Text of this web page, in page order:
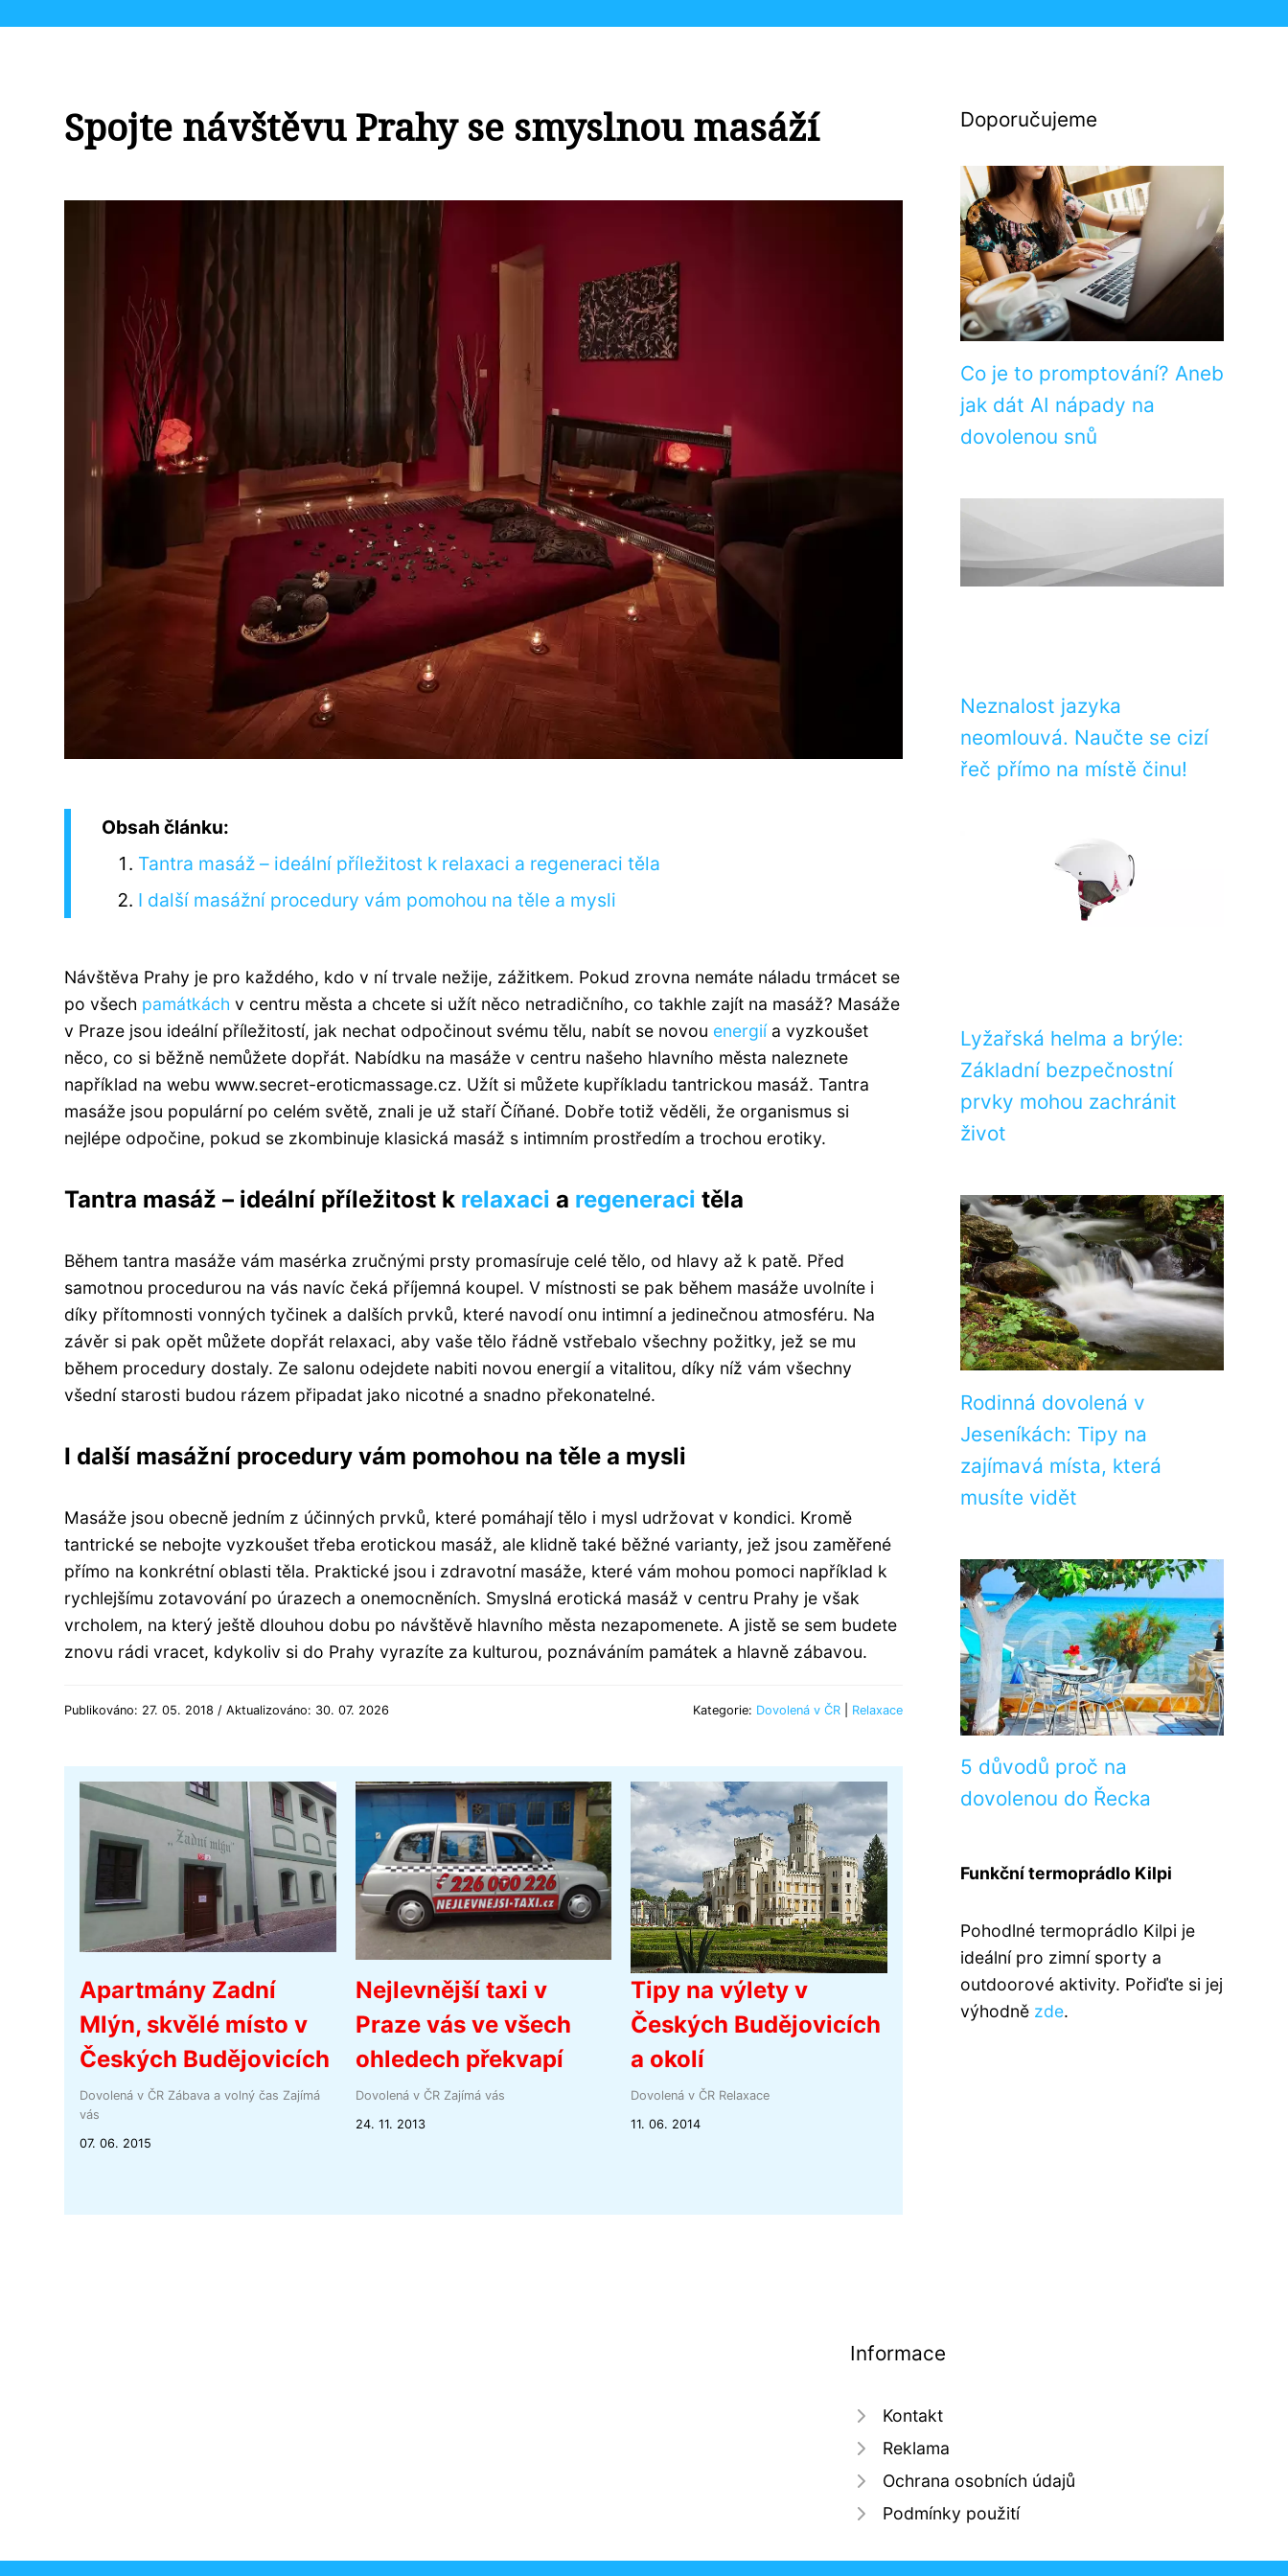
Spojte návštěvu Prahy se smyslnou masáží
Obsah článku:
Tantra masáž – ideální příležitost k relaxaci a regeneraci těla
I další masážní procedury vám pomohou na těle a mysli
Návštěva Prahy je pro každého, kdo v ní trvale nežije, zážitkem. Pokud zrovna nemáte náladu trmácet se
po všech památkách v centru města a chcete si užít něco netradičního, co takhle zajít na masáž? Masáže
v Praze jsou ideální příležitostí, jak nechat odpočinout svému tělu, nabít se novou energiía vyzkoušet
něco, co si běžně nemůžete dopřát. Nabídku na masáže v centru našeho hlavního města naleznete
například na webu www.secret-eroticmassage.cz. Užít si můžete kupříkladu tantrickou masáž. Tantra
masáže jsou populární po celém světě, znali je už staří Číňané. Dobře totiž věděli, že organismus si
nejlépe odpočine, pokud se zkombinuje klasická masáž s intimním prostředím a trochou erotiky.
Tantra masáž – ideální příležitost k relaxaci a regeneraci těla
Během tantra masáže vám masérka zručnými prsty promasíruje celé tělo, od hlavy až k patě. Před
samotnou procedurou na vás navíc čeká příjemná koupel. V místnosti se pak během masáže uvolníte i
díky přítomnosti vonných tyčinek a dalších prvků, které navodí onu intimní a jedinečnou atmosféru. Na
závěr si pak opět můžete dopřát relaxaci, aby vaše tělo řádně vstřebalo všechny požitky, jež se mu
během procedury dostaly. Ze salonu odejdete nabiti novou energií a vitalitou, díky níž vám všechny
všední starosti budou rázem připadat jako nicotné a snadno překonatelné.
I další masážní procedury vám pomohou na těle a mysli
Masáže jsou obecně jedním z účinných prvků, které pomáhají tělo i mysl udržovat v kondici. Kromě
tantrické se nebojte vyzkoušet třeba erotickou masáž, ale klidně také běžné varianty, jež jsou zaměřené
přímo na konkrétní oblasti těla. Praktické jsou i zdravotní masáže, které vám mohou pomoci například k
rychlejšímu zotavování po úrazech a onemocněních. Smyslná erotická masáž v centru Prahy je však
vrcholem, na který ještě dlouhou dobu po návštěvě hlavního města nezapomenete. A jistě se sem budete
znovu rádi vracet, kdykoliv si do Prahy vyrazíte za kulturou, poznáváním památek a hlavně zábavou.
Publikováno: 27. 05. 2018 / Aktualizováno: 30. 07. 2026 Kategorie: Dovolená v ČR Relaxace
Apartmány Zadní
Mlýn, skvělé místo v
Českých Budějovicích
Dovolená v ČR Zábava a volný čas Zajímá
vás
07. 06. 2015
Nejlevnější taxi v
Praze vás ve všech
ohledech překvapí
Dovolená v ČR Zajímá vás
24. 11. 2013
Tipy na výlety v
Českých Budějovicích
a okolí
Dovolená v ČR Relaxace
11. 06. 2014
Doporučujeme
Co je to promptování? Aneb
jak dát AI nápady na
dovolenou snů
Neznalost jazyka
neomlouvá. Naučte se cizí
řeč přímo na místě činu!
Lyžařská helma a brýle:
Základní bezpečnostní
prvky mohou zachránit
život
Rodinná dovolená v
Jeseníkách: Tipy na
zajímavá místa, která
musíte vidět
5 důvodů proč na
dovolenou do Řecka
Funkční termoprádlo Kilpi
Pohodlné termoprádlo Kilpi je
ideální pro zimní sporty a
outdoorové aktivity. Pořiďte si jej
výhodně zde.
Informace
Kontakt
Reklama
Ochrana osobních údajů
Podmínky použití